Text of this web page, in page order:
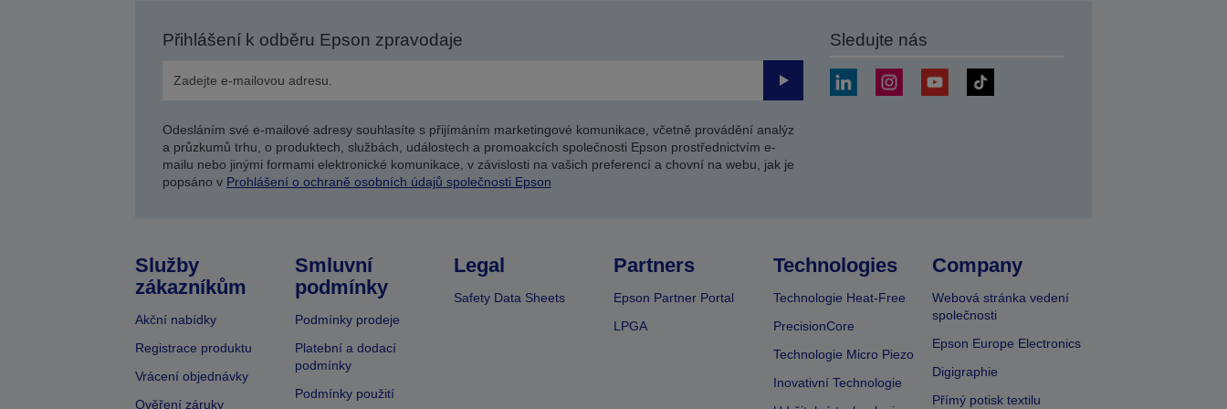
Přihlášení k odběru Epson zpravodaje
Odeslat
Odesláním své e-mailové adresy souhlasíte s přijímáním marketingové komunikace, včetně provádění analýz
a průzkumů trhu, o produktech, službách, událostech a promoakcích společnosti Epson prostřednictvím e-
mailu nebo jinými formami elektronické komunikace, v závislosti na vašich preferencí a chovní na webu, jak je
popsáno v Prohlášení o ochraně osobních údajů společnosti Epson
Sledujte nás
Služby
zákazníkům
Akční nabídky
Registrace produktu
Vrácení objednávky
Ověření záruky
Smluvní
podmínky
Podmínky prodeje
Platební a dodací
podmínky
Podmínky použití
Legal
Safety Data Sheets
Partners
Epson Partner Portal
LPGA
Technologies
Technologie Heat-Free
PrecisionCore
Technologie Micro Piezo
Inovativní Technologie
Company
Webová stránka vedení
společnosti
Epson Europe Electronics
Digigraphie
Přímý potisk textilu